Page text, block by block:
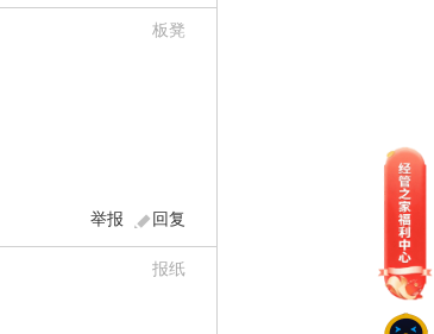
板凳
回复
举报
报纸